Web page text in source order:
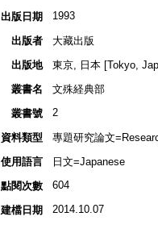
出版日期
1993
出版者
大藏出版
出版地
東京, 日本 [Tokyo,
叢書名
文殊経典部
叢書號
2
資料類型
專題研究論文
使用語言
日文=Japanese
點閱次數
604
建檔日期 2014.10.07